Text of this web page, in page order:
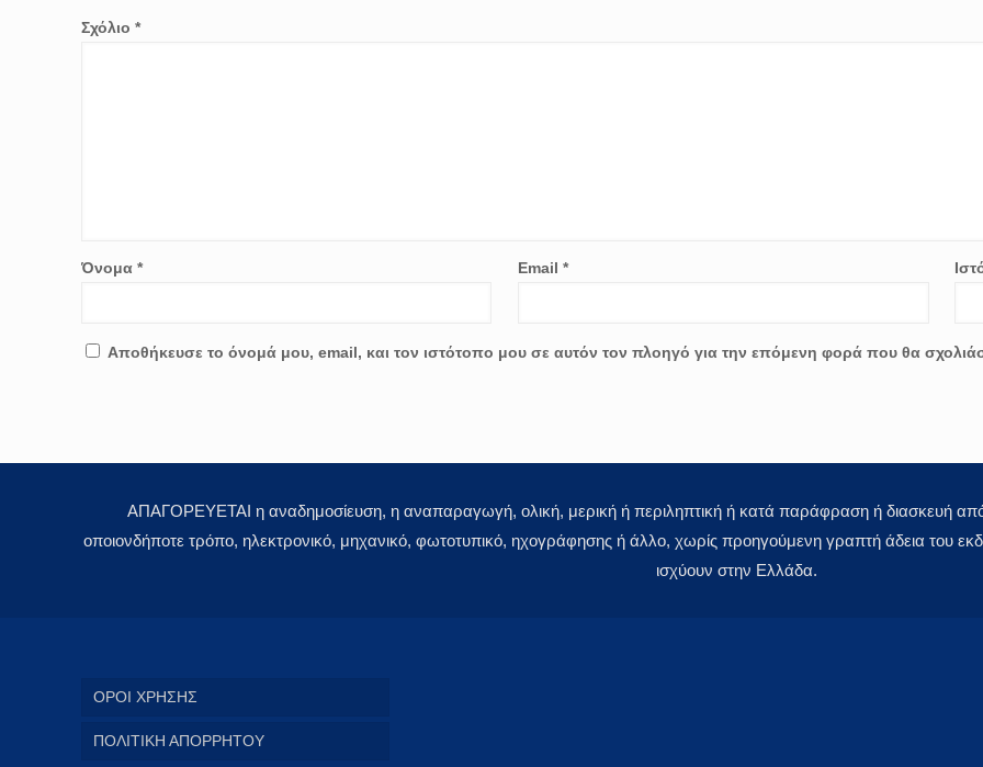
Σχόλιο*
Όνομα* Email*
Αποθήκευσε το όνομά μου, email, και τον ιστότοπο μου σε αυτόν τον πλοηγό για την επόμενη φορά που θα
ΑΠΑΓΟΡΕΥΕΤΑΙ η αναδημοσίευση, η αναπαραγωγή, ολική, μερική ή περιληπτική ή κατά παράφραση ή διασκευή
οποιονδήποτε τρόπο, ηλεκτρονικό, μηχανικό, φωτοτυπικό, ηχογράφησης ή άλλο, χωρίς προηγούμενη γραπτή άδεια του
ισχύουν στην Ελλάδα.
ΟΡΟΙ ΧΡΗΣΗΣ
ΠΟΛΙΤΙΚΗ ΑΠΟΡΡΗΤΟΥ